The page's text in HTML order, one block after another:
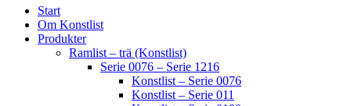
Start
Om Konstlist
Produkter
Ramlist – trä (Konstlist)
Serie 0076 – Serie 1216
Konstlist – Serie 0076
Konstlist – Serie 011